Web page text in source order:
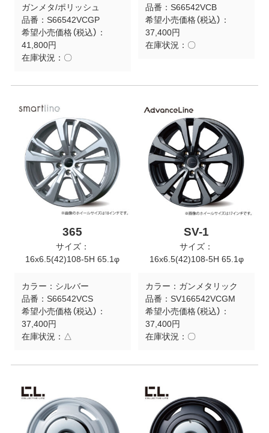
ガンメタ/ポリッシュ
品番： S66542VCGP
希望小売価格（税込）：
41,800円
在庫状況： 〇
品番： S66542VCB
希望小売価格（税込）：
37,400円
在庫状況： 〇
365
サイズ：
16x6.5(42)108-5H 65.1φ
カラー： シルバー
品番： S66542VCS
希望小売価格（税込）：
37,400円
在庫状況： △
SV-1
サイズ：
16x6.5(42)108-5H 65.1φ
カラー： ガンメタリック
品番： SV166542VCGM
希望小売価格（税込）：
37,400円
在庫状況： 〇